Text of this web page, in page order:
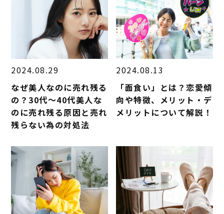
2024.08.29
なぜ美人なのに売れ残る
の？30代～40代美人な
のに売れ残る原因と売れ
残らない為の対処法
2024.08.13
「面食い」とは？恋愛傾
向や特徴、メリット・デ
メリットについて解説！